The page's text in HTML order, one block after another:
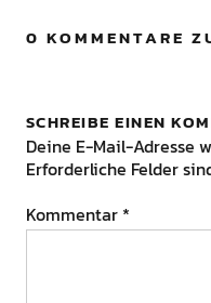
0 KOMMENTARE
SCHREIBE EINEN
Deine E-Mail-Adresse
Erforderliche Felder
Kommentar *